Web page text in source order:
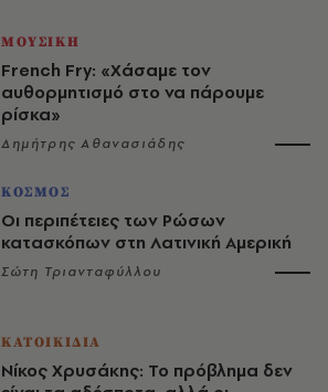
ΜΟΥΣΙΚΗ
French Fry: «Χάσαμε τον
αυθορμητισμό στο να πάρουμε
ρίσκα»
Δημήτρης Αθανασιάδης
ΚΟΣΜΟΣ
Οι περιπέτειες των Ρώσων
κατασκόπων στη Λατινική Αμερική
Σώτη Τριανταφύλλου
ΚΑΤΟΙΚΙΔΙΑ
Νίκος Χρυσάκης: Το πρόβλημα δεν